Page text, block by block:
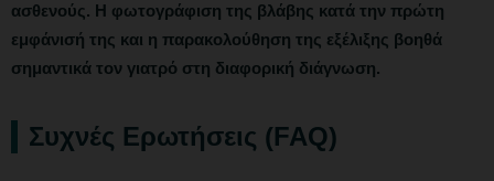
ασθενούς. Η φωτογράφιση της βλάβης κατά την πρώτη
εμφάνισή της και η παρακολούθηση της εξέλιξης βοηθά
σημαντικά τον γιατρό στη διαφορική διάγνωση.
Συχνές Ερωτήσεις (FAQ)